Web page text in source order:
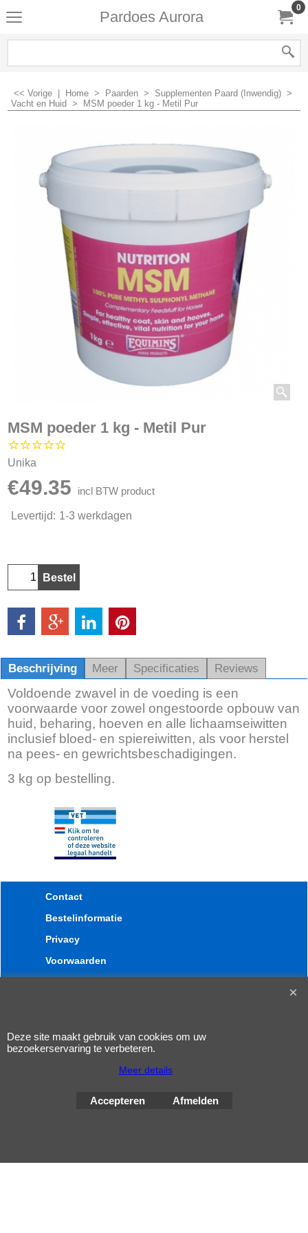
Pardoes Aurora
0
<< Vorige Home > Paarden > Supplementen Paard (Inwendig) >
Vacht en Huid > MSM poeder 1 kg - Metil Pur
MSM poeder 1 kg - Metil Pur
Unika
€49.35 incl BTW product
Levertijd: 1-3 werkdagen
Bestel
Beschrijving Meer Specificaties Reviews
Voldoende zwavel in de voeding is een
voorwaarde voor zowel ongestoorde opbouw van
huid, beharing, hoeven en alle lichaamseiwitten
inclusief bloed- en spiereiwitten, als voor herstel
na pees- en gewrichtsbeschadigingen.
3 kg op bestelling.
Contact
Bestelinformatie
Privacy
Voorwaarden
Webwinkel gemaakt met
Deze site maakt gebruik van cookies om uw
bezoekerservaring te verbeteren.
Meer details
Accepteren Afmelden